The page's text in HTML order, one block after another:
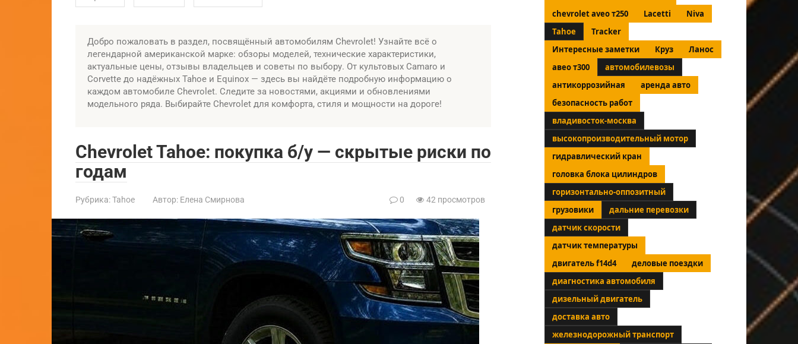
Добро пожаловать в раздел, посвящённый автомобилям Chevrolet! Узнайте всё о
легендарной американской марке: обзоры моделей, технические характеристики,
актуальные цены, отзывы владельцев и советы по выбору. От культовых Camaro и
Corvette до надёжных Tahoe и Equinox — здесь вы найдёте подробную информацию о
каждом автомобиле Chevrolet. Следите за новостями, акциями и обновлениями
модельного ряда. Выбирайте Chevrolet для комфорта, стиля и мощности на дороге!
Chevrolet Tahoe: покупка б/у — скрытые риски по
годам
Рубрика:Tahoe Автор: Елена Смирнова 0 42 просмотров
chevrolet aveo т250
Lacetti
Niva
Tahoe
Tracker
Интересные заметки
Круз
Ланос
авео т300
автомобилевозы
антикоррозийная
аренда авто
безопасность работ
владивосток-москва
высокопроизводительный мотор
гидравлический кран
головка блока цилиндров
горизонтально-оппозитный
грузовики
дальние перевозки
датчик скорости
датчик температуры
двигатель f14d4
деловые поездки
диагностика автомобиля
дизельный двигатель
доставка авто
железнодорожный транспорт